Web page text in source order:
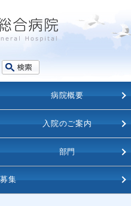
病院概要
入院のご案内
部門
集